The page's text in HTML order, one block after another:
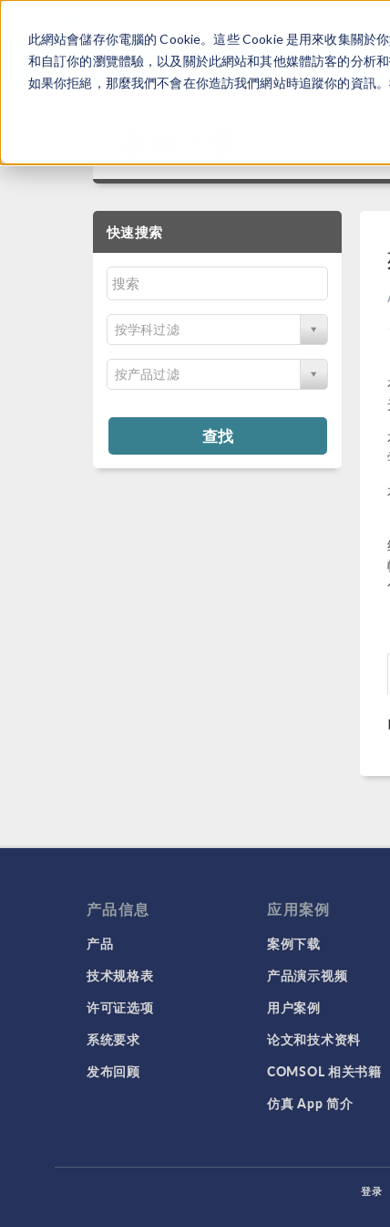
此網站會儲存你電腦的 Cookie。這些 Cookie 是用來收集關於
和自訂你的瀏覽體驗，以及關於此網站和其他媒體訪客的分析
如果你拒絕，那麼我們不會在你造訪我們網站時追蹤你的資訊
快速搜索
按学科过滤
按产品过滤
查找
产品信息
产品
技术规格表
许可证选项
系统要求
发布回顾
应用案例
案例下载
产品演示视频
用户案例
论文和技术资料
COMSOL 相关书籍
仿真 App 简介
登录